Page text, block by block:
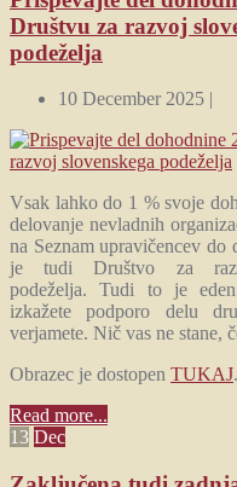
Društvu za razvoj
podeželja
10 December 2025 |
Vsak lahko do 1 % svoje
delovanje nevladnih
na Seznam upravičencev do
je tudi Društvo za
podeželja. Tudi to je
izkažete podporo delu
verjamete. Nič vas ne stane,
Obrazec je dostopen TUKAJ.
Read more...
13 Dec